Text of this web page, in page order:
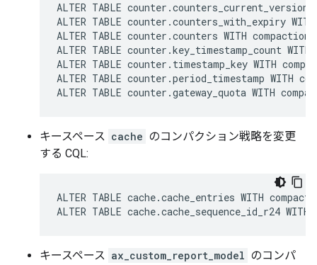
ALTER TABLE
ALTER TABLE counter.counters_with_expiry
ALTER TABLE counter.counters WITH
ALTER TABLE counter.key_timestamp_count
ALTER TABLE counter.timestamp_key WITH
ALTER TABLE counter.period_timestamp
ALTER TABLE counter.gateway_quota WITH
キースペース cache のコンパクション戦略を変更
する CQL:
ALTER TABLE cache.cache_entries WITH
ALTER TABLE cache.cache_sequence_id_r24
キースペース ax_custom_report_model のコンパ